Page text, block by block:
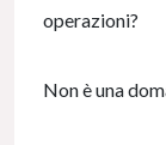
operazioni?
Non è una